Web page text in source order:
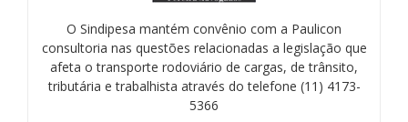
O Sindipesa mantém convênio com a Paulicon
consultoria nas questões relacionadas a legislação que
afeta o transporte rodoviário de cargas, de trânsito,
tributária e trabalhista através do telefone (11) 4173-
5366